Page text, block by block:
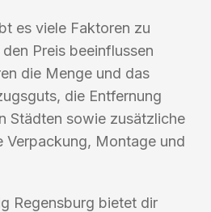
es viele Faktoren zu
Preis beeinflussen
die Menge und das
die Entfernung
Städten sowie zusätzliche
Verpackung, Montage und
Regensburg bietet dir